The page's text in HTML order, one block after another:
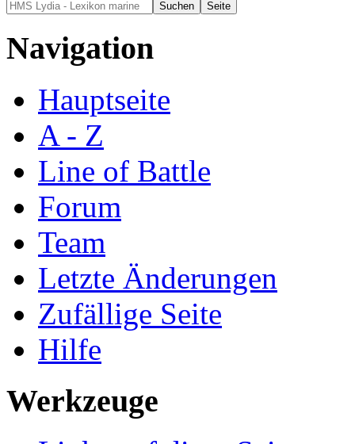
Navigation
Hauptseite
A - Z
Line of Battle
Forum
Team
Letzte Änderungen
Zufällige Seite
Hilfe
Werkzeuge